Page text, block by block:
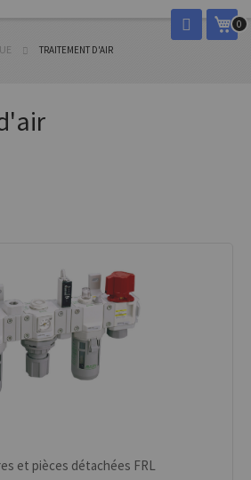
0
TRAITEMENT D'AIR
et pièces détachées FRL